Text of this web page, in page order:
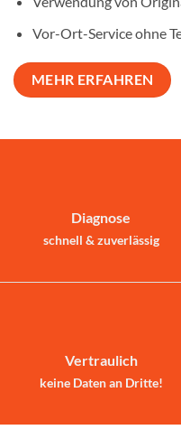
Vor-Ort-Service ohne
MEHR ERFAHREN
Diagnose
schnell & zuverlässig
Vertraulich
keine Daten an Dritte!